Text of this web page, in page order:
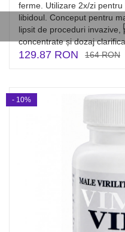
ferme. Utilizare 2x/zi
libidoul. Conceput pentru
lipsit de proceduri invazive,
concentrate și dozaj
129.87 RON 164 RON
- 10%